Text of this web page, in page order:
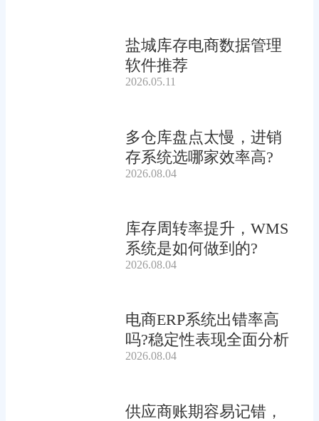
盐城库存电商数据管理
软件推荐
2026.05.11
多仓库盘点太慢，进销
存系统选哪家效率高?
2026.08.04
库存周转率提升，WMS
系统是如何做到的?
2026.08.04
电商ERP系统出错率高
吗?稳定性表现全面分析
2026.08.04
供应商账期容易记错，